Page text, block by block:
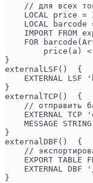
// для всех
LOCAL price =
LOCAL barcode
IMPORT FROM
FOR
price(a)
}
externalLSF()  {
EXTERNAL LSF
}
externalTCP()  {
// отправить
EXTERNAL TCP
MESSAGE
}
externalDBF()  {
//
EXPORT TABLE
EXTERNAL DBF
}